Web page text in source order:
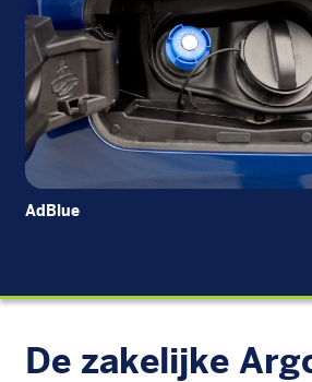
AdBlue
De zakelijke